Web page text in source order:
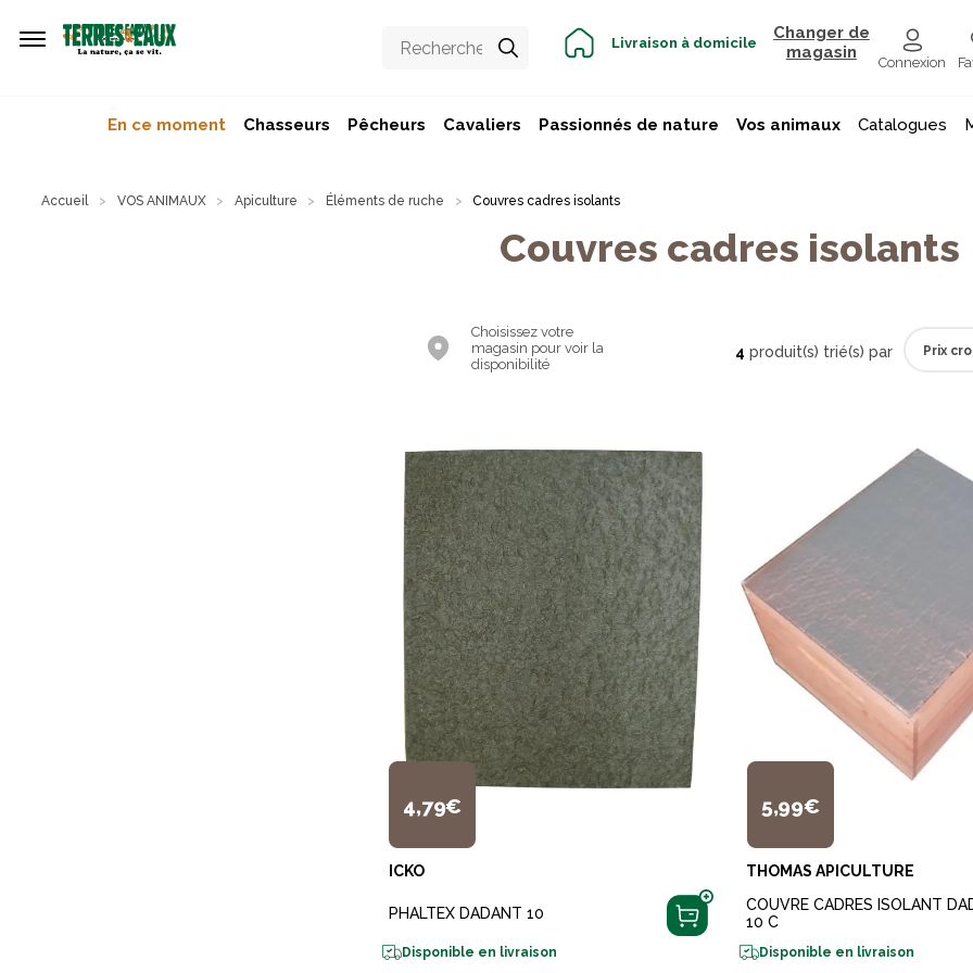
Livraison à domicile
Changer de
magasin
Connexion
En ce moment Chasseurs Pêcheurs Cavaliers Passionnés de nature Vos animaux Catalogues
Accueil VOS ANIMAUX Apiculture Éléments de ruche Couvres cadres isolants
Couvres cadres isolants
Choisissez votre
magasin pour voir la
disponibilité
4 produit(s) trié(s) par
4,79€
ICKO
PHALTEX DADANT 10
Disponible en livraison
5,99€
THOMAS APICULTURE
COUVRE CADRES ISOLANT
10 C
Disponible en livraison